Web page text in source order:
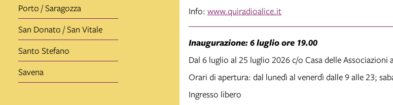
Porto / Saragozza
San Donato / San Vitale
Santo Stefano
Savena
Info: www.quiradioalice.it
Inaugurazione: 6 luglio ore 19.00
Dal 6 luglio al 25 luglio 2026 c/o Casa delle Associazioni
Orari di apertura: dal lunedì al venerdì dalle 9 alle 23;
Ingresso libero